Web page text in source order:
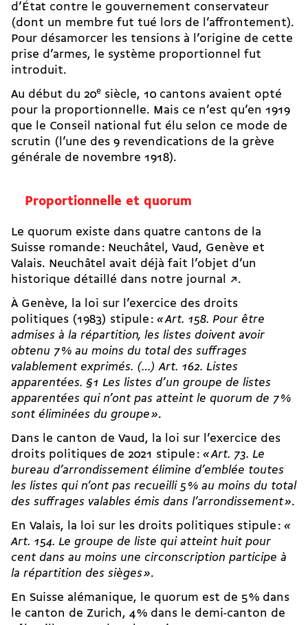
d’État contre le gouvernement conservateur
(dont un membre fut tué lors de l’affrontement).
Pour désamorcer les tensions à l’origine de cette
prise d’armes, le système proportionnel fut
introduit.
Au début du 20e siècle, 10 cantons avaient opté
pour la proportionnelle. Mais ce n’est qu’en 1919
que le Conseil national fut élu selon ce mode de
scrutin (l’une des 9 revendications de la grève
générale de novembre 1918).
Proportionnelle et quorum
Le quorum existe dans quatre cantons de la
Suisse romande : Neuchâtel, Vaud, Genève et
Valais. Neuchâtel avait déjà fait l’objet d’un
historique détaillé dans notre journal ↗︎.
À Genève, la loi sur l’exercice des droits
politiques (1983) stipule : « Art. 158. Pour être
admises à la répartition, les listes doivent avoir
obtenu 7 % au moins du total des suffrages
valablement exprimés. (…) Art. 162. Listes
apparentées. §1 Les listes d’un groupe de listes
apparentées qui n’ont pas atteint le quorum de 7 %
sont éliminées du groupe ».
Dans le canton de Vaud, la loi sur l’exercice des
droits politiques de 2021 stipule : « Art. 73. Le
bureau d’arrondissement élimine d’emblée toutes
les listes qui n’ont pas recueilli 5 % au moins du total
des suffrages valables émis dans l’arrondissement ».
En Valais, la loi sur les droits politiques stipule : «
Art. 154. Le groupe de liste qui atteint huit pour
cent dans au moins une circonscription participe à
la répartition des sièges ».
En Suisse alémanique, le quorum est de 5 % dans
le canton de Zurich, 4 % dans le demi-canton de